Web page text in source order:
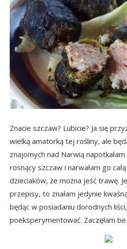
Znacie szczaw? Lubicie? Ja się
wielką amatorką tej rośliny, ale
znajomych nad Narwią
rosnący szczaw i narwałam go
dzieciaków, że można jeść trawę.
przepisy, to znałam jedynie
będąc w posiadaniu dorodnych
poeksperymentować. Zaczęłam